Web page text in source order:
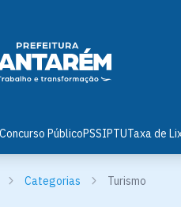
Concurso PúblicoPSSIPTUTaxa de
Categorias Turismo